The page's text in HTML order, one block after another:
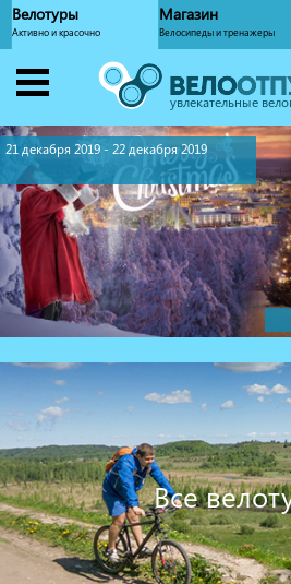
Велотуры
Активно и красочно
Магазин
Велосипеды и тренажеры
увлекательные
21 декабря 2019 - 22 декабря 2019
Все